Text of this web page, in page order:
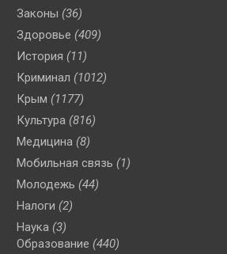
Законы (36)
Здоровье (409)
История (11)
Криминал (1012)
Крым (1177)
Культура (816)
Медицина (8)
Мобильная связь (1)
Молодежь (44)
Налоги (2)
Наука (3)
Образование (440)